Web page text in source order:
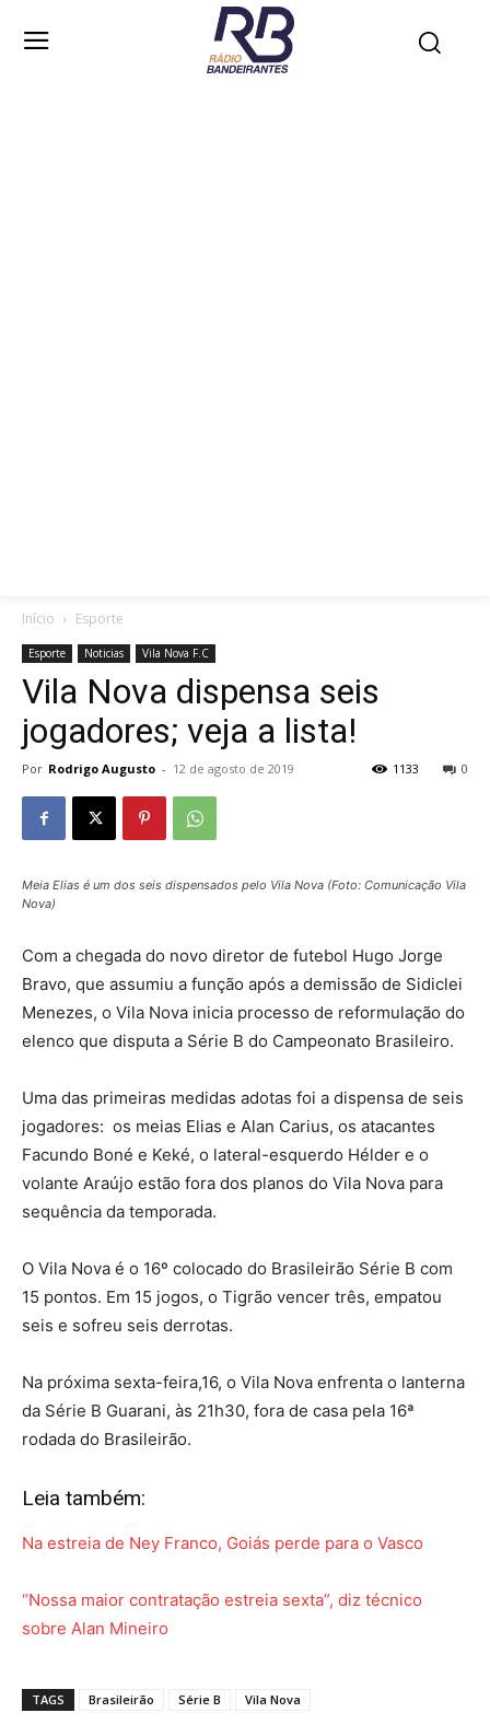
Início Esporte
Esporte Noticias Vila Nova F.C
Vila Nova dispensa seis
jogadores; veja a lista!
Por Rodrigo Augusto - 12 de agosto de 2019 0
1133
Meia Elias é um dos seis dispensados pelo Vila Nova (Foto: Comunicação Vila
Nova)
Com a chegada do novo diretor de futebol Hugo Jorge
Bravo, que assumiu a função após a demissão de Sidiclei
Menezes, o Vila Nova inicia processo de reformulação do
elenco que disputa a Série B do Campeonato Brasileiro.
Uma das primeiras medidas adotas foi a dispensa de seis
jogadores: os meias Elias e Alan Carius, os atacantes
Facundo Boné e Keké, o lateral-esquerdo Hélder e o
volante Araújo estão fora dos planos do Vila Nova para
sequência da temporada.
O Vila Nova é o 16º colocado do Brasileirão Série B com
15 pontos. Em 15 jogos, o Tigrão vencer três, empatou
seis e sofreu seis derrotas.
Na próxima sexta-feira,16, o Vila Nova enfrenta o lanterna
da Série B Guarani, às 21h30, fora de casa pela 16ª
rodada do Brasileirão.
Leia também:
Na estreia de Ney Franco, Goiás perde para o Vasco
“Nossa maior contratação estreia sexta”, diz técnico
sobre Alan Mineiro
TAGS Brasileirão Série B Vila Nova